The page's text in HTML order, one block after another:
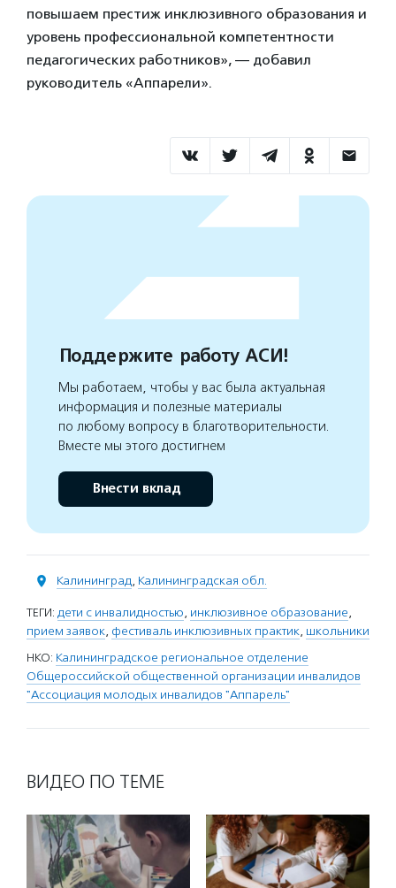
повышаем престиж инклюзивного образования и
уровень профессиональной компетентности
педагогических работников», — добавил
руководитель «Аппарели».
Поддержите работу АСИ!
Мы работаем, чтобы у вас была актуальная
информация и полезные материалы
по любому вопросу в благотворительности.
Вместе мы этого достигнем
Внести вклад
Калининград, Калининградская обл.
ТЕГИ: дети с инвалидностью, инклюзивное образование,
прием заявок, фестиваль инклюзивных практик, школьники
НКО: Калининградское региональное отделение
Общероссийской общественной организации инвалидов
"Ассоциация молодых инвалидов "Аппарель"
ВИДЕО ПО ТЕМЕ